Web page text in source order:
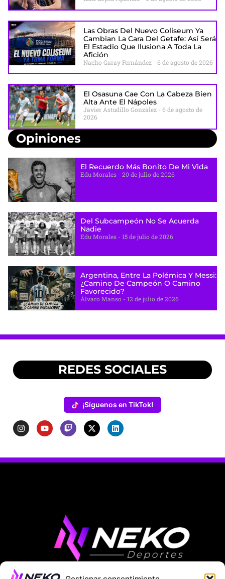
Las Obras Del Nuevo Coliseum Ya
Cambian La Cara Del Getafe: Así Será
El Estadio Que Ilusiona A Toda La
Afición
Nacho Garay Fernández 6 de agosto de 2026
El Osasuna Cae Con La Cabeza Bien
Alta Ante El Nápoles
Javier Astudillo González
6 de agosto de
2026
Opiniones
El Recuerdo Más Bonito De Mi Vida
Edu Morales 20 de julio de 2026
Del Subcampeón No Se Acuerda
Nadie
Edu Morales 15 de julio de 2026
Argentina, Entre La Polémica Y Messi:
¿camino De Campeón O Camino
Favorecido?
Álvaro Manso 12 de julio de 2026
REDES SOCIALES
¡Síguenos en TikTok!